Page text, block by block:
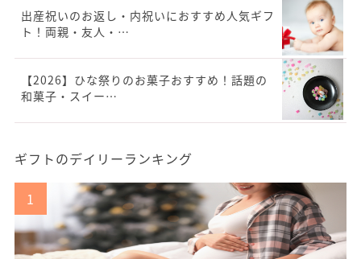
出産祝いのお返し・内祝いにおすすめ人気ギフ
ト！両親・友人・…
【2026】ひな祭りのお菓子おすすめ！話題の
和菓子・スイー…
ギフトのデイリーランキング